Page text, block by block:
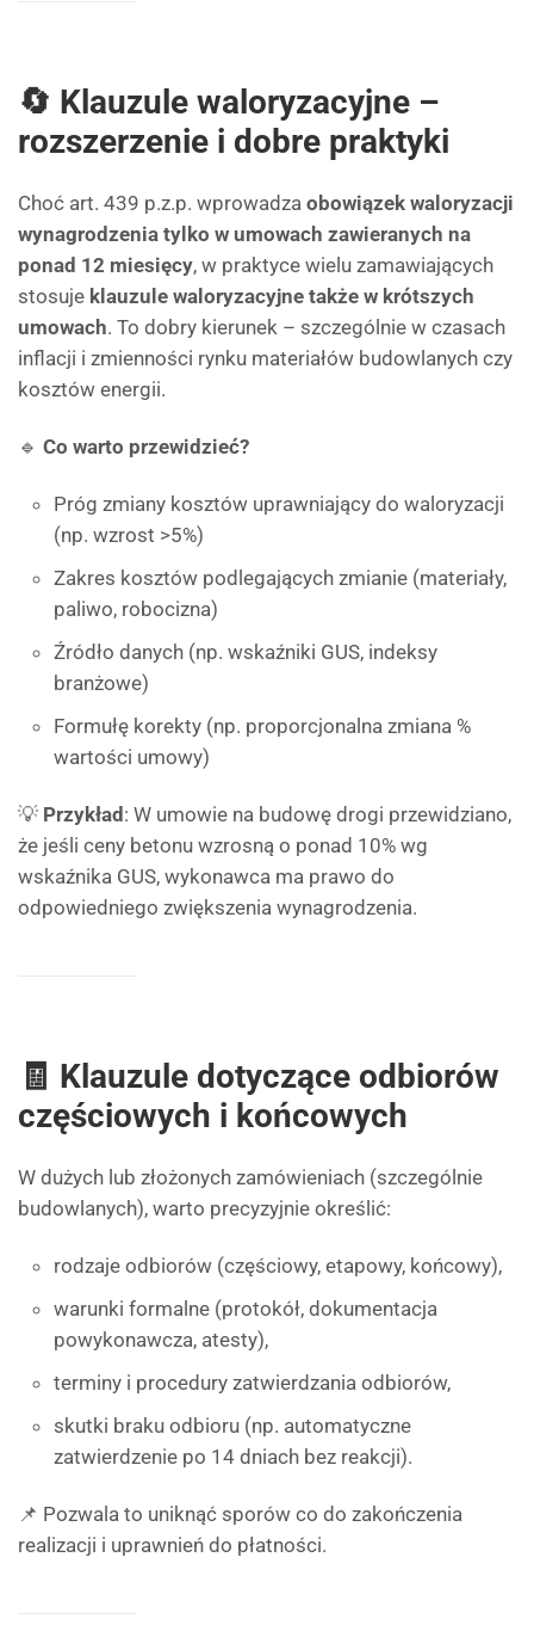
🔄 Klauzule waloryzacyjne –
rozszerzenie i dobre praktyki
Choć art. 439 p.z.p. wprowadza obowiązek waloryzacji
wynagrodzenia tylko w umowach zawieranych na
ponad 12 miesięcy, w praktyce wielu zamawiających
stosuje klauzule waloryzacyjne także w krótszych
umowach. To dobry kierunek – szczególnie w czasach
inflacji i zmienności rynku materiałów budowlanych czy
kosztów energii.
🔹 Co warto przewidzieć?
Próg zmiany kosztów uprawniający do waloryzacji
(np. wzrost >5%)
Zakres kosztów podlegających zmianie (materiały,
paliwo, robocizna)
Źródło danych (np. wskaźniki GUS, indeksy
branżowe)
Formułę korekty (np. proporcjonalna zmiana %
wartości umowy)
💡 Przykład : W umowie na budowę drogi przewidziano,
że jeśli ceny betonu wzrosną o ponad 10% wg
wskaźnika GUS, wykonawca ma prawo do
odpowiedniego zwiększenia wynagrodzenia.
🧾 Klauzule dotyczące odbiorów
częściowych i końcowych
W dużych lub złożonych zamówieniach (szczególnie
budowlanych), warto precyzyjnie określić:
rodzaje odbiorów (częściowy, etapowy, końcowy),
warunki formalne (protokół, dokumentacja
powykonawcza, atesty),
terminy i procedury zatwierdzania odbiorów,
skutki braku odbioru (np. automatyczne
zatwierdzenie po 14 dniach bez reakcji).
📌 Pozwala to uniknąć sporów co do zakończenia
realizacji i uprawnień do płatności.